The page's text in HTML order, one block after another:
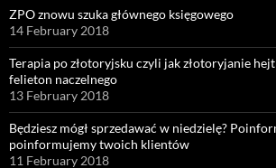
ZPO znowu szuka głównego księgowego
14 February 2018
Terapia po złotoryjsku czyli jak złotoryjanie
felieton naczelnego
13 February 2018
Będziesz mógł sprzedawać w niedzielę?
poinformujemy twoich klientów
11 February 2018